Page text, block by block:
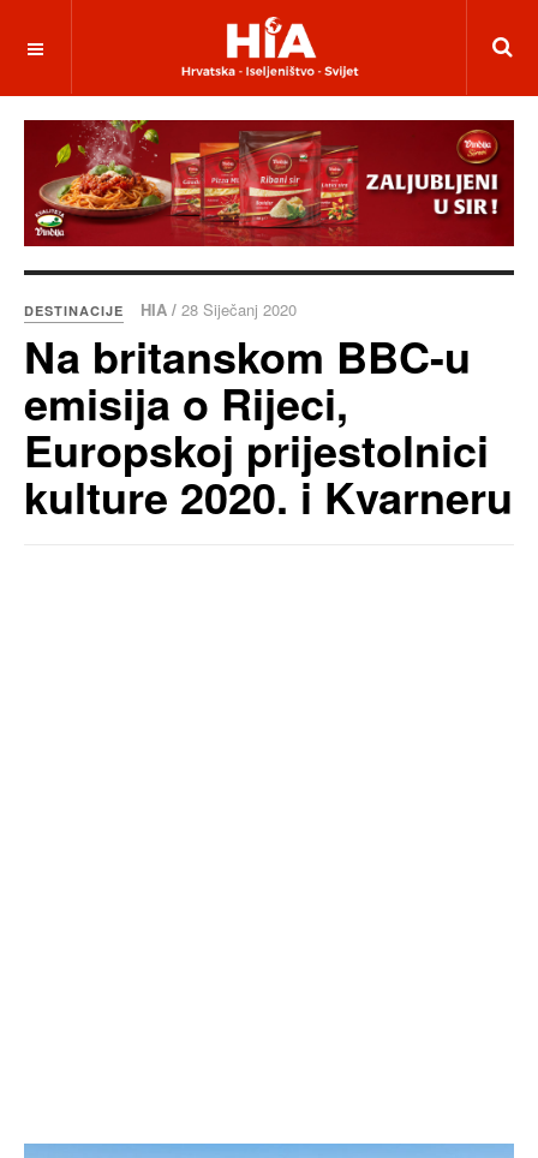
DESTINACIJE HIA / 28 Siječanj 2020
Na britanskom BBC-u
emisija o Rijeci,
Europskoj prijestolnici
kulture 2020. i Kvarneru